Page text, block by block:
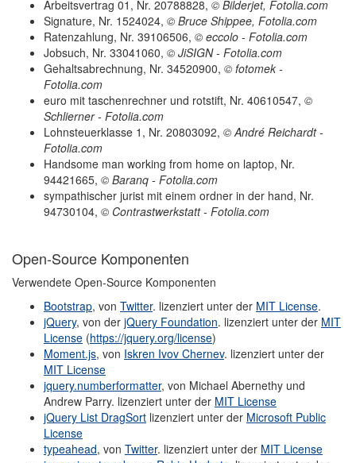
Arbeitsvertrag 01, Nr. 20788828, © Bilderjet, Fotolia.com
Signature, Nr. 1524024, © Bruce Shippee, Fotolia.com
Ratenzahlung, Nr. 39106506, © eccolo - Fotolia.com
Jobsuch, Nr. 33041060, © JiSIGN - Fotolia.com
Gehaltsabrechnung, Nr. 34520900, © fotomek -
Fotolia.com
euro mit taschenrechner und rotstift, Nr. 40610547, ©
Schlierner - Fotolia.com
Lohnsteuerklasse 1, Nr. 20803092, © André Reichardt -
Fotolia.com
Handsome man working from home on laptop, Nr.
94421665, © Baranq - Fotolia.com
sympathischer jurist mit einem ordner in der hand, Nr.
94730104, © Contrastwerkstatt - Fotolia.com
Open-Source Komponenten
Verwendete Open-Source Komponenten
Bootstrap, von Twitter. lizenziert unter der MIT License.
jQuery, von der jQuery Foundation. lizenziert unter der MIT
License (https://jquery.org/license)
Moment.js, von Iskren Ivov Chernev. lizenziert unter der
MIT License
jquery.numberformatter, von Michael Abernethy und
Andrew Parry. lizenziert unter der MIT License
jQuery List DragSort lizenziert unter der Microsoft Public
License
typeahead, von Twitter. lizenziert unter der MIT License